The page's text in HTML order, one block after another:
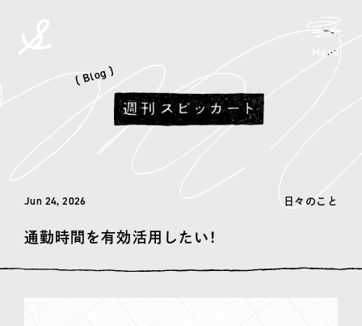
| スピッカート
メニ
Menu
( Blog )
通勤時間を有効活用したい！
Jun 24, 2026 日々のこと